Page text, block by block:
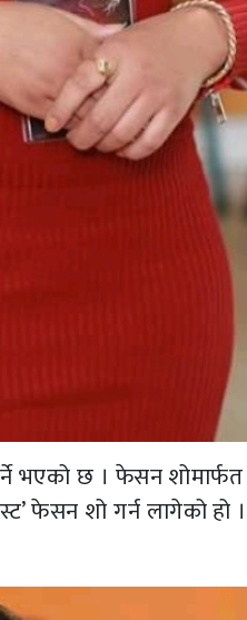
भएको छ । फेसन
फेसन शो गर्न लागेको